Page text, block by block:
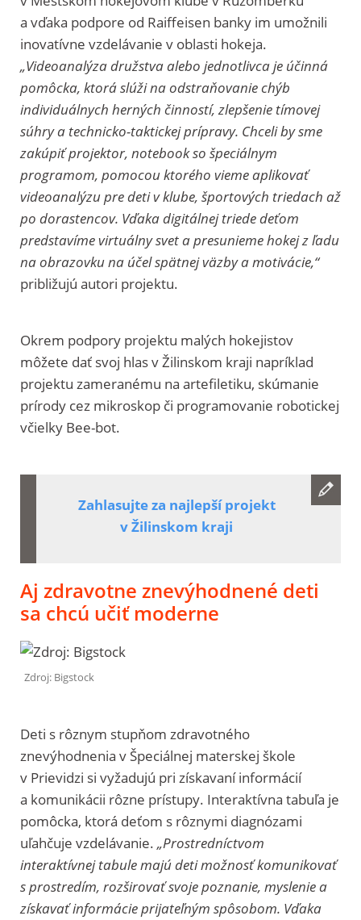
a vďaka podpore od Raiffeisen banky im umožnili
inovatívne vzdelávanie v oblasti hokeja.
„Videoanalýza družstva alebo jednotlivca je účinná
pomôcka, ktorá slúži na odstraňovanie chýb
individuálnych herných činností, zlepšenie tímovej
súhry a technicko-taktickej prípravy. Chceli by sme
zakúpiť projektor, notebook so špeciálnym
programom, pomocou ktorého vieme aplikovať
videoanalýzu pre deti v klube, športových triedach až
po dorastencov. Vďaka digitálnej triede deťom
predstavíme virtuálny svet a presunieme hokej z ľadu
na obrazovku na účel spätnej väzby a motivácie,“
približujú autori projektu.
Okrem podpory projektu malých hokejistov
môžete dať svoj hlas v Žilinskom kraji napríklad
projektu zameranému na artefiletiku, skúmanie
prírody cez mikroskop či programovanie robotickej
včielky Bee-bot.
Zahlasujte za najlepší projekt
v Žilinskom kraji
Aj zdravotne znevýhodnené deti
sa chcú učiť moderne
Zdroj: Bigstock
Deti s rôznym stupňom zdravotného
znevýhodnenia v Špeciálnej materskej škole
v Prievidzi si vyžadujú pri získavaní informácií
a komunikácii rôzne prístupy. Interaktívna tabuľa je
pomôcka, ktorá deťom s rôznymi diagnózami
uľahčuje vzdelávanie. „Prostredníctvom
interaktívnej tabule majú deti možnosť komunikovať
s prostredím, rozširovať svoje poznanie, myslenie a
získavať informácie prijateľným spôsobom. Vďaka